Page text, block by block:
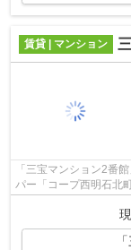
賃貸 | マンション
「三宝マンション2番
パー「コープ西明石北
ンニングコストがあま